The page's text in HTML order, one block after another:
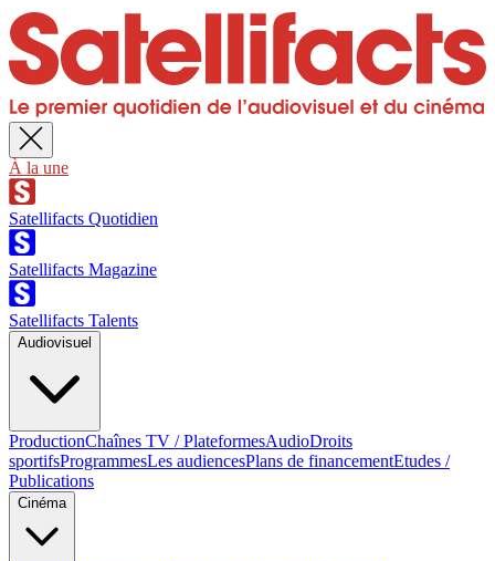
À la une
Satellifacts Quotidien
Satellifacts Magazine
Satellifacts Talents
Audiovisuel
ProductionChaînes TV / PlateformesAudioDroits
sportifsProgrammesLes audiencesPlans de financementEtudes /
Publications
Cinéma